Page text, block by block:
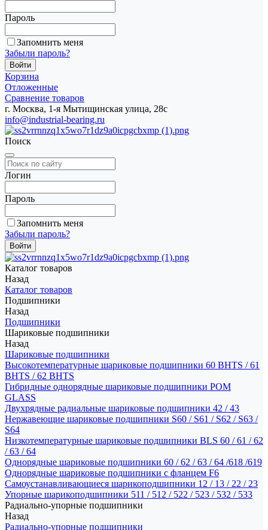
Пароль
Запомнить меня
Забыли пароль?
Корзина
Отложенные
Сравнение товаров
г. Москва, 1-я Мытищинская улица, 28с
info@industrial-bearing.ru
Поиск
Логин
Пароль
Запомнить меня
Забыли пароль?
Каталог товаров
Назад
Каталог товаров
Подшипники
Назад
Подшипники
Шариковые подшипники
Назад
Шариковые подшипники
Высокотемпературные шариковые подшипники 60 BHTS / 61
BHTS / 62 BHTS
Гибридные однорядные шариковые подшипники POM
GLASS
Двухрядные радиальные шариковые подшипники 42 / 43
Нержавеющие шариковые подшипники S60 / S61 / S62 / S63 /
S64
Низкотемпературные шариковые подшипники BLS 60 / 61 / 62
/ 63 / 64
Однорядные шариковые подшипники 60 / 62 / 63 / 64 /618 /619
Однорядные шариковые подшипники с фланцем F6
Самоустанавливающиеся шарикоподшипники 12 / 13 / 22 / 23
Упорные шарикоподшипники 511 / 512 / 522 / 523 / 532 / 533
Радиально-упорные подшипники
Назад
Радиально-упорные подшипники